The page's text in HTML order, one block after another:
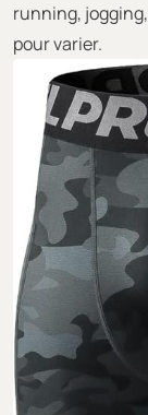
running,
pour varier.